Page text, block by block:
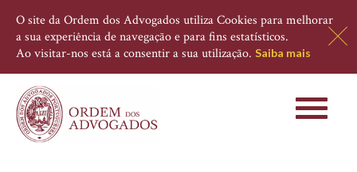
O site da Ordem dos Advogados utiliza Cookies para melhorar
a sua experiência de navegação e para fins estatísticos.
Ao visitar-nos está a consentir a sua utilização. Saiba mais
Toggle